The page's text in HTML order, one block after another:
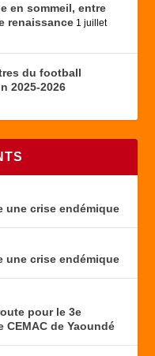
en sommeil, entre
renaissance 1 juillet
du football
2025-2026
une crise endémique
une crise endémique
pour le 3e
de Yaoundé